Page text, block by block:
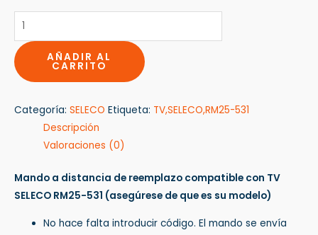
AÑADIR AL
CARRITO
Categoría: SELECO Etiqueta: TV,SELECO,RM25-531
Descripción
Valoraciones (0)
Mando a distancia de reemplazo compatible con TV
SELECO RM25-531 (asegúrese de que es su modelo)
No hace falta introducir código. El mando se envía